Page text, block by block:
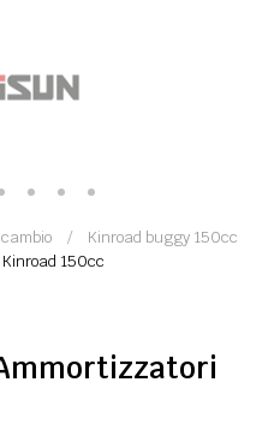
Kinroad buggy 150cc
150cc